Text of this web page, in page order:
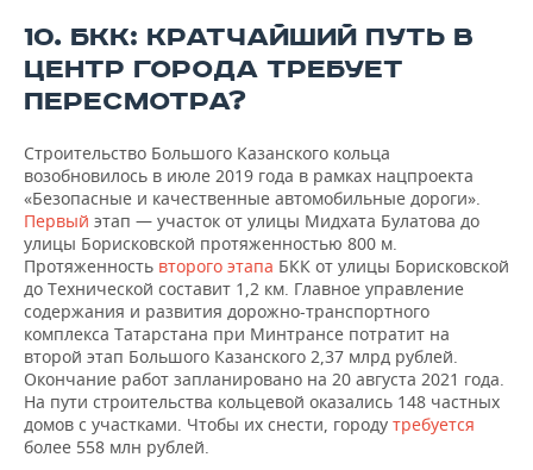
10. БКК: КРАТЧАЙШИЙ ПУТЬ В
ЦЕНТР ГОРОДА ТРЕБУЕТ
ПЕРЕСМОТРА?
Строительство Большого Казанского кольца
возобновилось в июле 2019 года в рамках нацпроекта
«Безопасные и качественные автомобильные дороги».
Первый этап — участок от улицы Мидхата Булатова до
улицы Борисковской протяженностью 800 м.
Протяженность второго этапа БКК от улицы Борисковской
до Технической составит 1,2 км. Главное управление
содержания и развития дорожно-транспортного
комплекса Татарстана при Минтрансе потратит на
второй этап Большого Казанского 2,37 млрд рублей.
Окончание работ запланировано на 20 августа 2021 года.
На пути строительства кольцевой оказались 148 частных
домов с участками. Чтобы их снести, городу требуется
более 558 млн рублей.